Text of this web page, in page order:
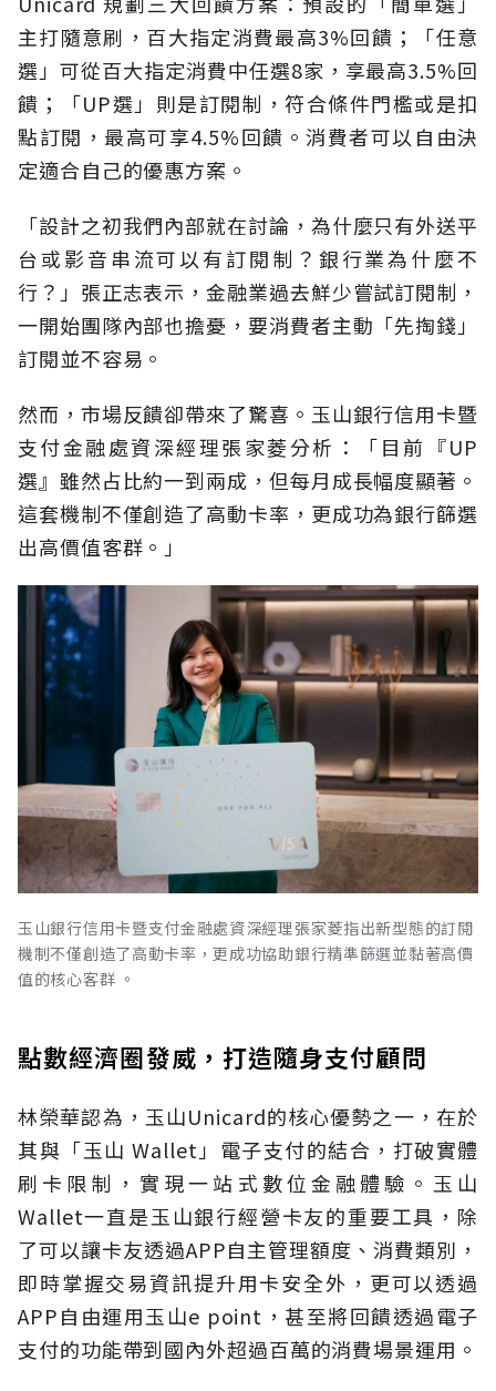
主打隨意刷，百大指定消費最高3%回饋；「任意
選」可從百大指定消費中任選8家，享最高3.5%回
饋；「UP選」則是訂閱制，符合條件門檻或是扣
點訂閱，最高可享4.5%回饋。消費者可以自由決
定適合自己的優惠方案。
「設計之初我們內部就在討論，為什麼只有外送平
台或影音串流可以有訂閱制？銀行業為什麼不
行？」張正志表示，金融業過去鮮少嘗試訂閱制，
一開始團隊內部也擔憂，要消費者主動「先掏錢」
訂閱並不容易。
然而，市場反饋卻帶來了驚喜。玉山銀行信用卡暨
支付金融處資深經理張家菱分析：「目前『UP
選』雖然占比約一到兩成，但每月成長幅度顯著。
這套機制不僅創造了高動卡率，更成功為銀行篩選
出高價值客群。」
玉山銀行信用卡暨支付金融處資深經理張家菱指出新型態的訂閱
機制不僅創造了高動卡率，更成功協助銀行精準篩選並黏著高價
值的核心客群 。
點數經濟圈發威，打造隨身支付顧問
林榮華認為，玉山Unicard的核心優勢之一，在於
其與「玉山 Wallet」電子支付的結合，打破實體
刷卡限制，實現一站式數位金融體驗。玉山
Wallet一直是玉山銀行經營卡友的重要工具，除
了可以讓卡友透過APP自主管理額度、消費類別，
即時掌握交易資訊提升用卡安全外，更可以透過
APP自由運用玉山e point，甚至將回饋透過電子
支付的功能帶到國內外超過百萬的消費場景運用。